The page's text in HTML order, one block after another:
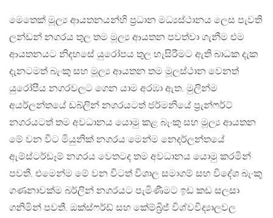
මෙතෙක් මූල්‍ය ආයතනයන්හි ප්‍රධාන මධ්‍යස්ථානය ලෙස පැවති
ලන්ඩන් නගරය තුල තම මූල්‍ය ආයතන පවත්වා ගැනීම එම
ආයතනයට නිදහසේ යුරෝපය තුල හැසිරීමට ඇති බාධක දැක
දැනටමත් බැංකු සහ මූල්‍ය ආයතන තම මූලස්ථාන වෙනත්
යුරෝපීය නගරවලට ගෙන යාම අරඹා ඇත. මුලින්ම
අයර්ලන්තයේ ඩබ්ලින් නගරයටත් ජර්මනියේ ප්‍රැන්ෆර්ට්
නගරයටත් තම අවධානය යොමු කළ බැංකු සහ මූල්‍ය ආයතන
මේ වන විට මියුනික් නගරය මෙන්ම නෙදර්ලන්තයේ
ඇම්ස්ටර්ඩෑම් නගරය වෙතටද තම අවධානය යොමු කරමින්
පවතී. එමෙන්ම මේ වන විටත් විශාල සමාගම් සහ විදේශ බැංකු
ගණනාවක්ම බර්ලින් නගරයට පැමිණීමට ඉඩ කඩ සලසා
ගනිමින් පවතී. ඔක්ස්ෆර්ඩ් සහ කේම්බ්‍රිජ් විශ්වවිද්‍යාලවල